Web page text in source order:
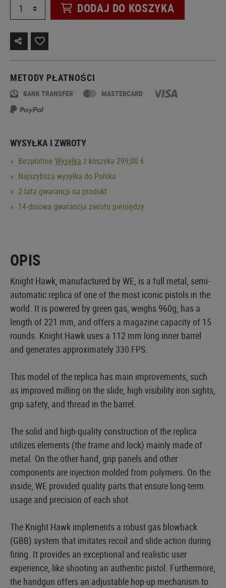
DODAJ DO KOSZYKA
METODY PŁATNOŚCI
BANK TRANSFER MASTERCARD
WYSYŁKA I ZWROTY
Bezpłatnie Wysyłka z koszyka 299,00 €
Najszybsza wysyłka do Polska
2 lata gwarancji na produkt
14-dniowa gwarancja zwrotu pieniędzy
OPIS
Knight Hawk, manufactured by WE, is a full metal, semi-
automatic replica of one of the most iconic pistols in the
world. It is powered by green gas, weighs 960g, has a
length of 221 mm, and offers a magazine capacity of 15
rounds. Knight Hawk uses a 112 mm long inner barrel
and generates approximately 330 FPS.
This model of the replica has main improvements, such
as improved milling on the slide, high visibility iron sights,
grip safety, and thread in the barrel.
The solid and high-quality construction of the replica
utilizes elements (the frame and lock) mainly made of
metal. On the other hand, grip panels and other
components are injection molded from polymers. On the
inside, WE provided quality parts that ensure long-term
usage and precision of each shot.
The Knight Hawk implements a robust gas blowback
(GBB) system that imitates recoil and slide action during
firing. It provides an exceptional and realistic user
experience, like shooting an authentic pistol. Furthermore,
the handgun offers an adjustable hop-up mechanism to